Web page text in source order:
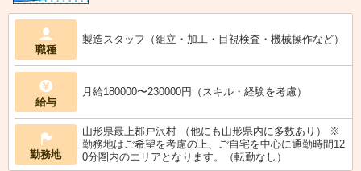
職種
製造スタッフ（組立・加工・目視検査・機械操作など）
給与
月給180000〜230000円（スキル・経験を考慮）
勤務地
山形県最上郡戸沢村 （他にも山形県内に多数あり） ※
勤務地はご希望を考慮の上、ご自宅を中心に通勤時間12
0分圏内のエリアとなります。（転勤なし）